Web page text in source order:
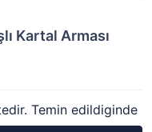
Kartal Arması
Temin edildiginde